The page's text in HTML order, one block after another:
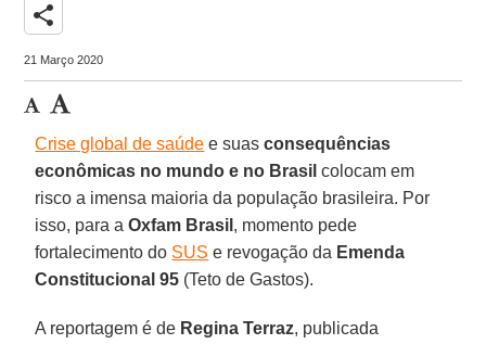
share
21 Março 2020
Crise global de saúde e suasconsequências
econômicas no mundo e no Brasil colocam em
risco a imensa maioria da população brasileira. Por
isso, para aOxfam Brasil , momento pede
fortalecimento do SUS e revogação da Emenda
Constitucional 95 (Teto de Gastos).
A reportagem é de Regina Terraz, publicada